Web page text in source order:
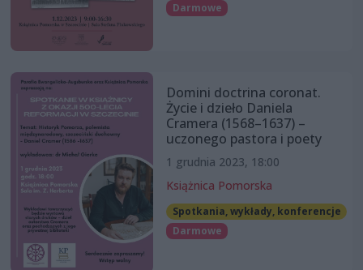
Darmowe
Domini doctrina coronat.
Życie i dzieło Daniela
Cramera (1568–1637) –
uczonego pastora i poety
1 grudnia 2023, 18:00
Książnica Pomorska
Spotkania, wykłady, konferencje
Darmowe